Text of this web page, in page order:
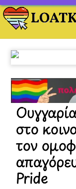
Skip
to
content
στο
τον
Pride